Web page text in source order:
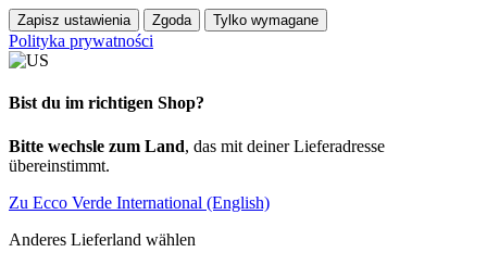
Zapisz ustawienia Zgoda Tylko wymagane
Polityka prywatności
Bist du im richtigen Shop?
Bitte wechsle zum Land, das mit deiner Lieferadresse
übereinstimmt.
Zu Ecco Verde International (English)
Anderes Lieferland wählen